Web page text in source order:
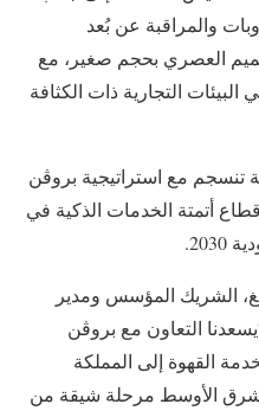
والمراقبة عن بُعد
العصري بحجم صغير، مع
التجارية ذات الكثافة
تنسجم مع استراتيجية بروڤن
أتمتة الخدمات الذكية في
الشريك المؤسس ومدير
التعاون مع بروڤن
القهوة إلى المملكة
الأوسط مرحلة شيقة من